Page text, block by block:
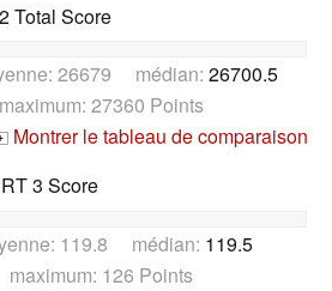
Total Score
26679 médian: 26700.5
27360 Points
Montrer le tableau de comparaison
3 Score
119.8 médian: 119.5
maximum: 126 Points